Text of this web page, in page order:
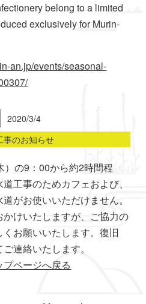
belong to a limited
exclusively for Murin-
an.jp/events/seasonal-
2020/3/4
事のお知らせ
）の9：00から約2時間程
工事のためカフェおよび、
道がお使いいただけません。
かけいたしますが、ご協力の
くお願いいたします。復旧
連絡いたします。
ページへ戻る